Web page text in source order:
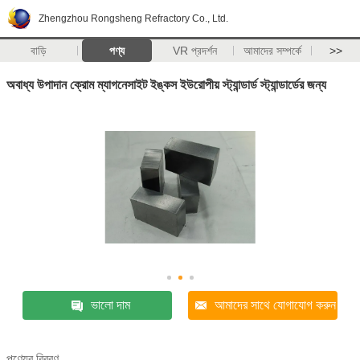
Zhengzhou Rongsheng Refractory Co., Ltd.
বাড়ি পণ্য VR প্রদর্শন আমাদের সম্পর্কে >>
অবাধ্য উপাদান ক্রোম ম্যাগনেসাইট ইঙ্কস ইউরোপীয় স্ট্যান্ডার্ড স্ট্যান্ডার্ডের জন্য
ভালো দাম আমাদের সাথে যোগাযোগ করুন